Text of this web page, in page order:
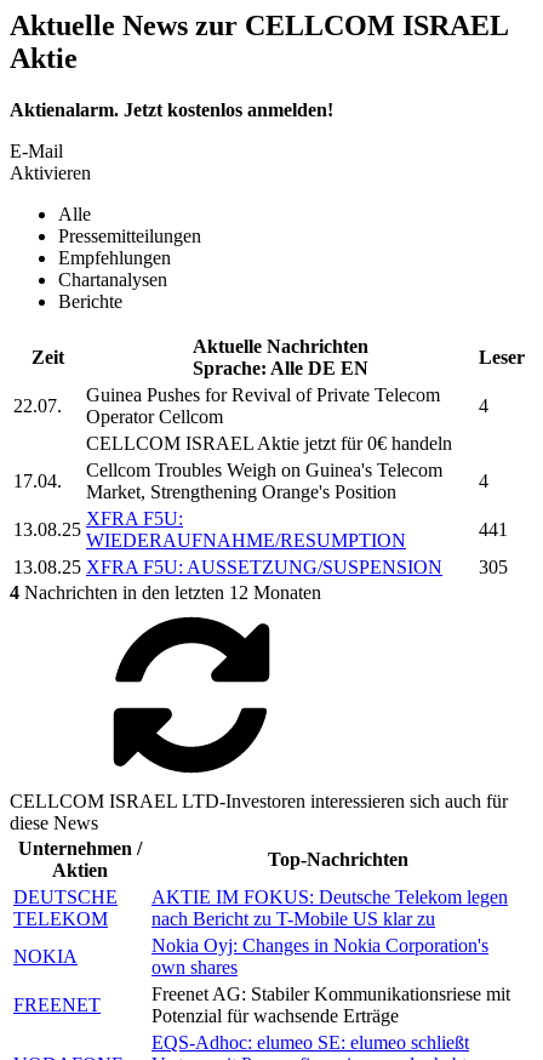
Aktuelle News zur CELLCOM ISRAEL
Aktie
Aktienalarm. Jetzt kostenlos anmelden!
E-Mail
Aktivieren
Alle
Pressemitteilungen
Empfehlungen
Chartanalysen
Berichte
Zeit
Aktuelle Nachrichten
Sprache: Alle DE EN
Leser
22.07.
Guinea Pushes for Revival of Private Telecom
OperatorCellcom
4
CELLCOM ISRAEL Aktie jetzt für 0€ handeln
17.04.
Cellcom Troubles Weigh on Guinea's Telecom
Market, Strengthening Orange's Position
4
13.08.25
XFRA F5U:
WIEDERAUFNAHME/RESUMPTION
441
13.08.25 XFRA F5U: AUSSETZUNG/SUSPENSION
305
4 Nachrichten in den letzten 12 Monaten
CELLCOM ISRAEL LTD-Investoren interessieren sich auch für
diese News
Unternehmen /
Aktien
Top-Nachrichten
DEUTSCHE
TELEKOM
AKTIE IM FOKUS: Deutsche Telekom legen
nach Bericht zu T-Mobile US klar zu
NOKIA
Nokia Oyj: Changes in Nokia Corporation's
own shares
FREENET
Freenet AG: Stabiler Kommunikationsriese mit
Potenzial für wachsende Erträge
EQS-Adhoc: elumeo SE: elumeo schließt